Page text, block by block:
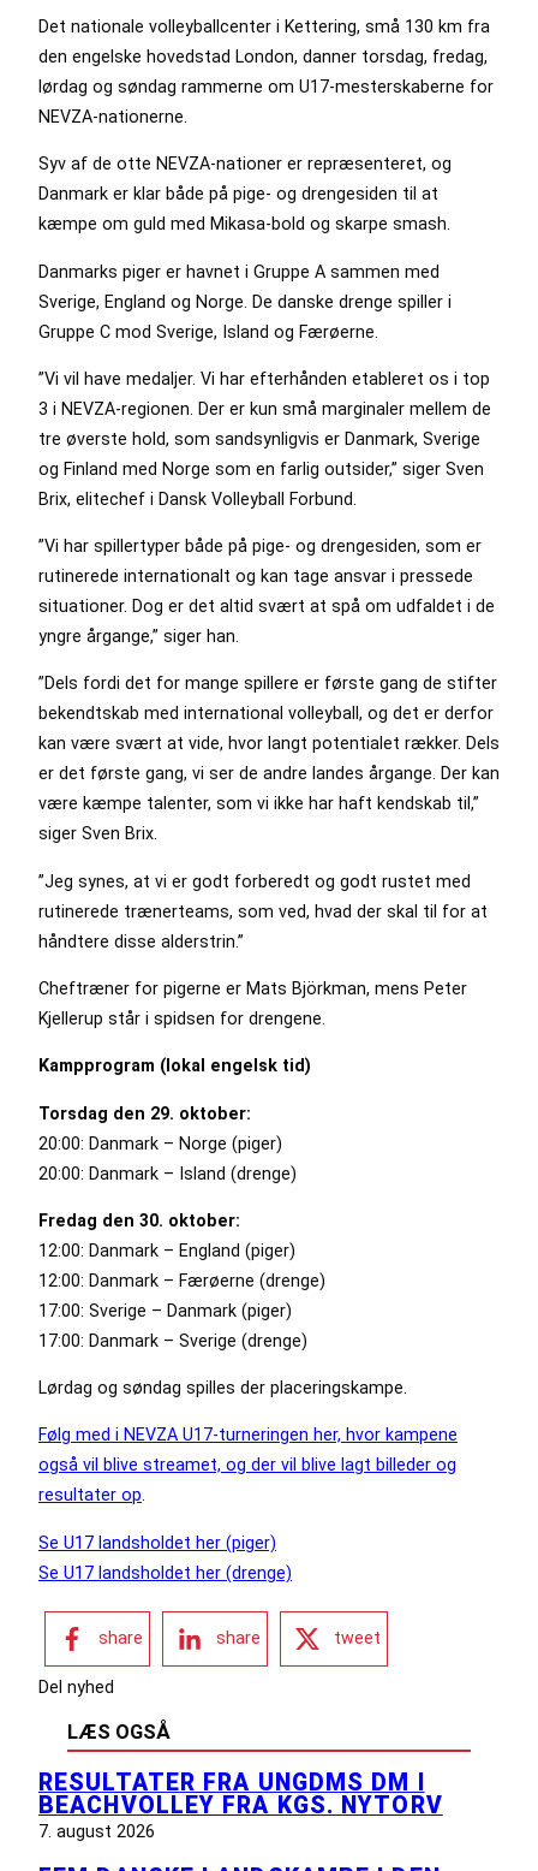
Det nationale volleyballcenter i Kettering, små 130 km fra
den engelske hovedstad London, danner torsdag, fredag,
lørdag og søndag rammerne om U17-mesterskaberne for
NEVZA-nationerne.
Syv af de otte NEVZA-nationer er repræsenteret, og
Danmark er klar både på pige- og drengesiden til at
kæmpe om guld med Mikasa-bold og skarpe smash.
Danmarks piger er havnet i Gruppe A sammen med
Sverige, England og Norge. De danske drenge spiller i
Gruppe C mod Sverige, Island og Færøerne.
”Vi vil have medaljer. Vi har efterhånden etableret os i top
3 i NEVZA-regionen. Der er kun små marginaler mellem de
tre øverste hold, som sandsynligvis er Danmark, Sverige
og Finland med Norge som en farlig outsider,” siger Sven
Brix, elitechef i Dansk Volleyball Forbund.
”Vi har spillertyper både på pige- og drengesiden, som er
rutinerede internationalt og kan tage ansvar i pressede
situationer. Dog er det altid svært at spå om udfaldet i de
yngre årgange,” siger han.
”Dels fordi det for mange spillere er første gang de stifter
bekendtskab med international volleyball, og det er derfor
kan være svært at vide, hvor langt potentialet rækker. Dels
er det første gang, vi ser de andre landes årgange. Der kan
være kæmpe talenter, som vi ikke har haft kendskab til,”
siger Sven Brix.
”Jeg synes, at vi er godt forberedt og godt rustet med
rutinerede trænerteams, som ved, hvad der skal til for at
håndtere disse alderstrin.”
Cheftræner for pigerne er Mats Björkman, mens Peter
Kjellerup står i spidsen for drengene.
Kampprogram (lokal engelsk tid)
Torsdag den 29. oktober:
20:00: Danmark – Norge (piger)
20:00: Danmark – Island (drenge)
Fredag den 30. oktober:
12:00: Danmark – England (piger)
12:00: Danmark – Færøerne (drenge)
17:00: Sverige – Danmark (piger)
17:00: Danmark – Sverige (drenge)
Lørdag og søndag spilles der placeringskampe.
Følg med i NEVZA U17-turneringen her, hvor kampene
også vil blive streamet, og der vil blive lagt billeder og
resultater op.
Se U17 landsholdet her (piger)
Se U17 landsholdet her (drenge)
share share tweet
Del nyhed
LÆS OGSÅ
RESULTATER FRA UNGDMS DM I
BEACHVOLLEY FRA KGS. NYTORV
7. august 2026